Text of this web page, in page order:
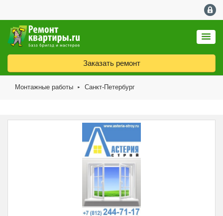
Заказать ремонт
Монтажные работы ► Санкт-Петербург